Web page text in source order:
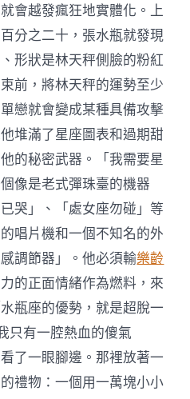
會越發瘋狂地實體化。上
分之二十，張水瓶就發現
形狀是林天秤側臉的粉紅
前，將林天秤的運勢至少
戀就會變成某種具備攻擊
堆滿了星座圖表和過期甜
的秘密武器。「我需要星
像是老式彈珠臺的機器
哭」、「處女座勿碰」等
唱片機和一個不知名的外
調節器」。他必須輸樂齡
的正面情緒作為燃料，來
瓶座的優勢，就是超脫一
只有一腔熱血的傻氣
了一眼腳邊。那裡放著一
禮物：一個用一萬塊小小